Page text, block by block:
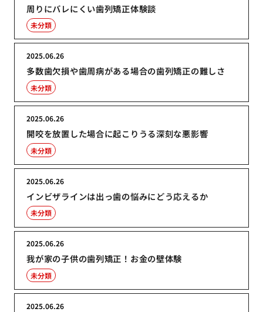
周りにバレにくい歯列矯正体験談
未分類
多数歯欠損や歯周病がある場合の歯列矯正の難しさ
2025.06.26
未分類
開咬を放置した場合に起こりうる深刻な悪影響
2025.06.26
未分類
インビザラインは出っ歯の悩みにどう応えるか
2025.06.26
未分類
我が家の子供の歯列矯正！お金の壁体験
2025.06.26
未分類
2025.06.26